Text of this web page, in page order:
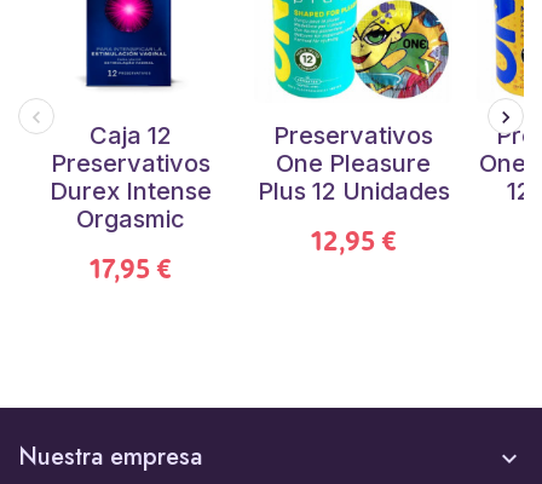
Caja 12
Preservativos
Durex Intense
Orgasmic
17,95 €
Preservativos
One Pleasure
Plus 12 Unidades
12,95 €
One
12
Nuestra empresa 